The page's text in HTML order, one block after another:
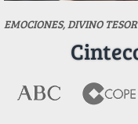
EMOCIONES, DIVINO